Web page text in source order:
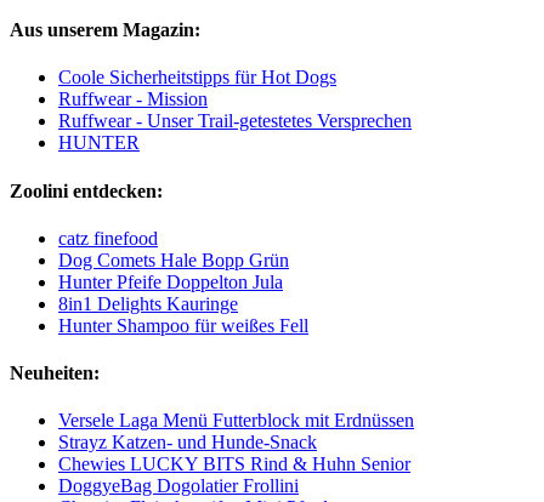
Aus unserem Magazin:
Coole Sicherheitstipps für Hot Dogs
Ruffwear - Mission
Ruffwear - Unser Trail-getestetes Versprechen
HUNTER
Zoolini entdecken:
catz finefood
Dog Comets Hale Bopp Grün
Hunter Pfeife Doppelton Jula
8in1 Delights Kauringe
Hunter Shampoo für weißes Fell
Neuheiten:
Versele Laga Menü Futterblock mit Erdnüssen
Strayz Katzen- und Hunde-Snack
Chewies LUCKY BITS Rind & Huhn Senior
DoggyeBag Dogolatier Frollini